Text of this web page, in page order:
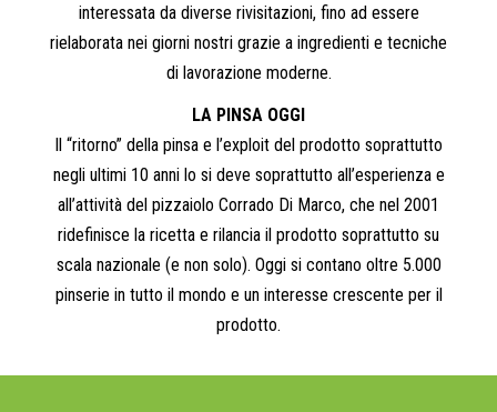
interessata da diverse rivisitazioni, fino ad essere
rielaborata nei giorni nostri grazie a ingredienti e tecniche
di lavorazione moderne.
LA PINSA OGGI
Il “ritorno” della pinsa e l’exploit del prodotto soprattutto
negli ultimi 10 anni lo si deve soprattutto all’esperienza e
all’attività del pizzaiolo Corrado Di Marco, che nel 2001
ridefinisce la ricetta e rilancia il prodotto soprattutto su
scala nazionale (e non solo). Oggi si contano oltre 5.000
pinserie in tutto il mondo e un interesse crescente per il
prodotto.